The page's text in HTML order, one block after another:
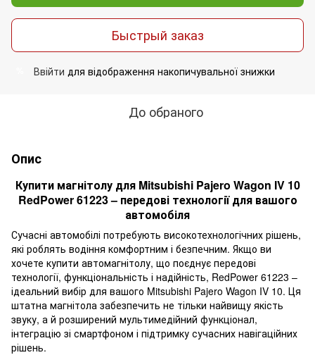
Быстрый заказ
Ввійти для відображення накопичувальної знижки
До обраного
Опис
Купити магнітолу для Mitsubishi Pajero Wagon IV 10
RedPower 61223 – передові технології для вашого
автомобіля
Сучасні автомобілі потребують високотехнологічних рішень,
які роблять водіння комфортним і безпечним. Якщо ви
хочете купити автомагнітолу, що поєднує передові
технології, функціональність і надійність, RedPower 61223 –
ідеальний вибір для вашого Mitsubishi Pajero Wagon IV 10. Ця
штатна магнітола забезпечить не тільки найвищу якість
звуку, а й розширений мультимедійний функціонал,
інтеграцію зі смартфоном і підтримку сучасних навігаційних
рішень.